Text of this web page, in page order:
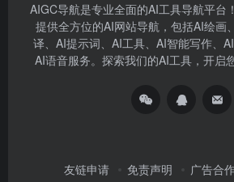
AIGC导航是专业全面的AI工具导航平台
提供全方位的AI网站导航，包括AI绘画
译、AI提示词、AI工具、AI智能写作、
AI语音服务。探索我们的AI工具，开启
友链申请 免责声明 广告合